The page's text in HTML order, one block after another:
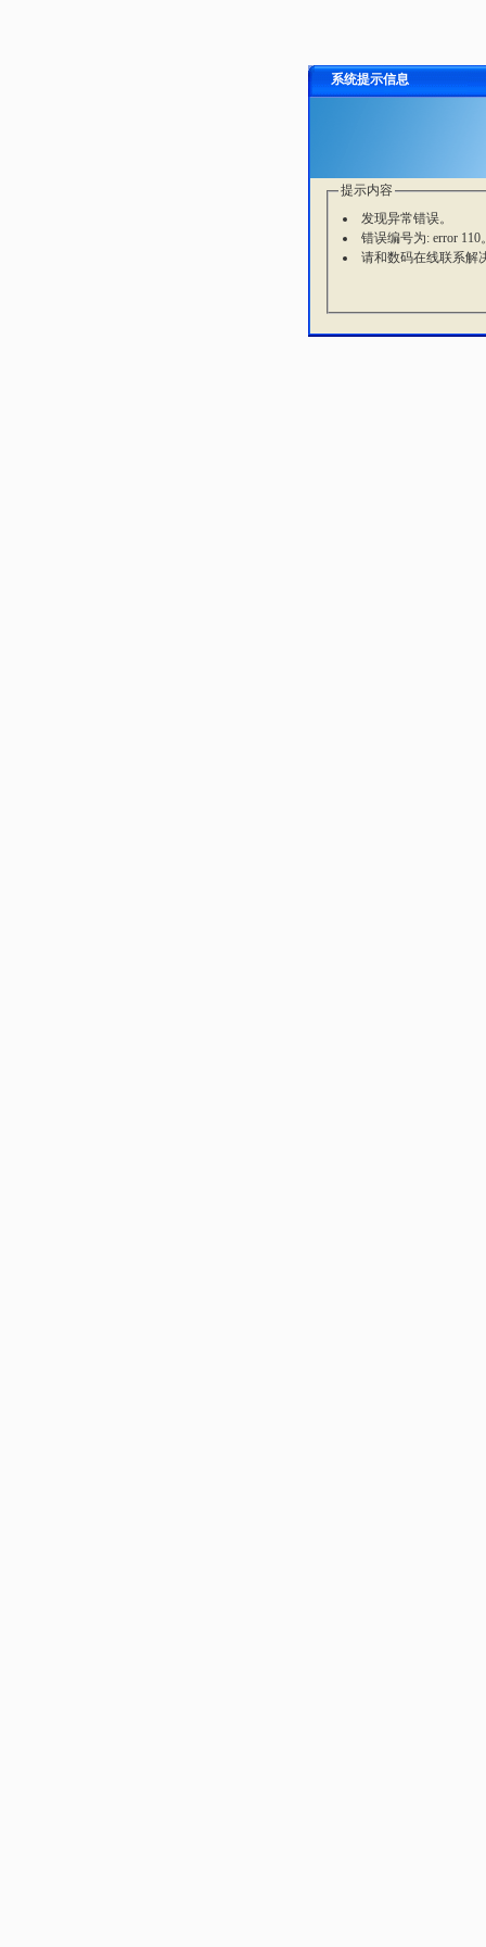
系统提示信息
提示内容
发现异常错误。
错误编号为: error 110
请和数码在线联系解